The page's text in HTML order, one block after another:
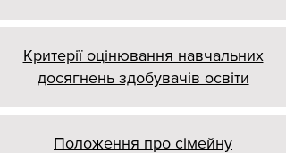
Критерії оцінювання навчальних
досягнень здобувачів освіти
Положення про сімейну